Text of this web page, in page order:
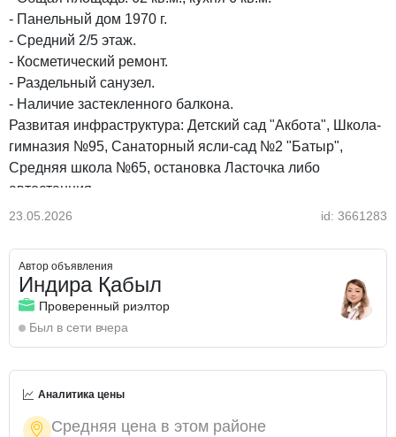
- Панельный дом 1970 г.
- Средний 2/5 этаж.
- Косметический ремонт.
- Раздельный санузел.
- Наличие застекленного балкона.
Развитая инфраструктура: Детский сад "Акбота", Школа-
гимназия №95, Санаторный ясли-сад №2 "Батыр",
Средняя школа №65, остановка Ласточка либо
автостанция.
Рассматриваем покупателей за наличный расчёт и в
23.05.2026 id: 3661283
Автор объявления
Индира Қабыл
Проверенный риэлтор
Был в сети вчера
Аналитика цены
Средняя цена в этом районе